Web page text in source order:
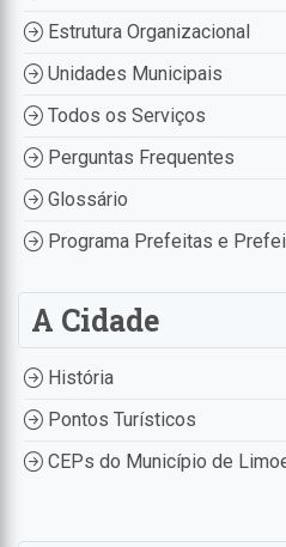
Estrutura Organizacional
Unidades Municipais
Todos os Serviços
Perguntas Frequentes
Glossário
Programa Prefeitas e
A Cidade
História
Pontos Turísticos
CEPs do Município de